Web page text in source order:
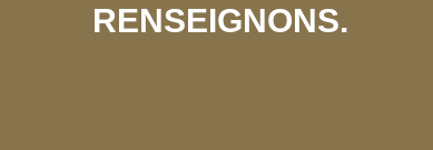
RENSEIGNONS.